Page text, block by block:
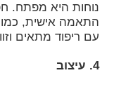
נוחות היא מפתח.
התאמה אישית, כמו
עם ריפוד מתאים
4. עיצוב